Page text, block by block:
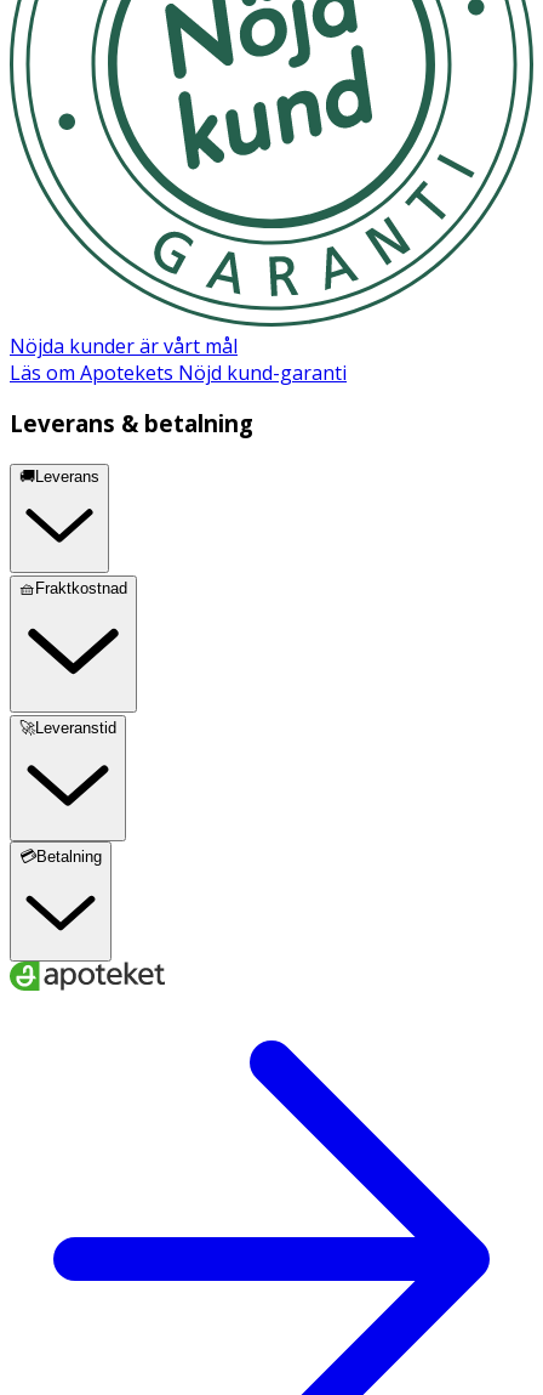
Nöjda kunder är vårt mål
Läs om Apotekets Nöjd kund-garanti
Leverans & betalning
🚚Leverans
🧺Fraktkostnad
🚀Leveranstid
💳Betalning